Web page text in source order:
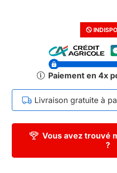
Paiement en 4x
Livraison gratuite à
Vous avez trouvé
?